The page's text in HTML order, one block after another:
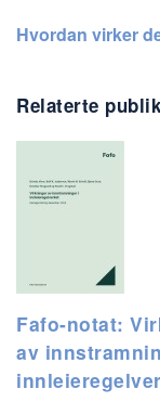
Hvordan virker
Relaterte
Fafo-notat:
av